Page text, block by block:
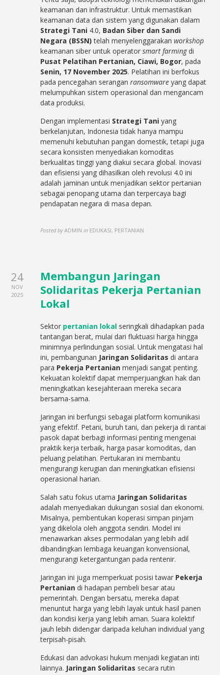
keamanan dan infrastruktur. Untuk memastikan
keamanan data dan sistem yang digunakan dalam
Strategi Tani 4.0, Badan Siber dan Sandi
Negara (BSSN) telah menyelenggarakanworkshop
keamanan siber untuk operatorsmart farmingdi
Pusat Pelatihan Pertanian, Ciawi, Bogor, pada
Senin, 17 November 2025. Pelatihan ini berfokus
pada pencegahan seranganransomware yang dapat
melumpuhkan sistem operasional dan mengancam
data produksi.
Dengan implementasi Strategi Tani yang
berkelanjutan, Indonesia tidak hanya mampu
memenuhi kebutuhan pangan domestik, tetapi juga
secara konsisten menyediakan komoditas
berkualitas tinggi yang diakui secara global. Inovasi
dan efisiensi yang dihasilkan oleh revolusi 4.0 ini
adalah jaminan untuk menjadikan sektor pertanian
sebagai penopang utama dan terpercaya bagi
pendapatan negara di masa depan.
Posted by ADMIN in EDUKASI, PERTANIAN
24
NOV
2025
Membangun Jaringan
Solidaritas Pekerja Pertanian
Lokal
Sektor pertanian lokal seringkali dihadapkan pada
tantangan berat, mulai dari fluktuasi harga hingga
minimnya perlindungan sosial. Untuk mengatasi hal
ini, pembangunan Jaringan Solidaritas di antara
para Pekerja Pertanian menjadi sangat penting.
Kekuatan kolektif dapat memperjuangkan hak dan
meningkatkan kesejahteraan mereka secara
bersama-sama.
Jaringan ini berfungsi sebagai platform komunikasi
yang efektif. Petani, buruh tani, dan pekerja di rantai
pasok dapat berbagi informasi penting mengenai
praktik kerja terbaik, harga pasar komoditas, dan
peluang pelatihan. Pertukaran ini membantu
mengurangi kerugian dan meningkatkan efisiensi
operasional harian.
Salah satu fokus utama Jaringan Solidaritas
adalah menyediakan dukungan sosial dan ekonomi.
Misalnya, pembentukan koperasi simpan pinjam
yang dikelola oleh anggota sendiri. Model ini
menawarkan akses permodalan yang lebih adil
dibandingkan lembaga keuangan konvensional,
mengurangi ketergantungan pada rentenir.
Jaringan ini juga memperkuat posisi tawar Pekerja
Pertanian di hadapan pembeli besar atau
pemerintah. Dengan bersatu, mereka dapat
menuntut harga yang lebih layak untuk hasil panen
dan kondisi kerja yang lebih aman. Suara kolektif
jauh lebih didengar daripada keluhan individual yang
terpisah-pisah.
Edukasi dan advokasi hukum menjadi kegiatan inti
lainnya. Jaringan Solidaritas secara rutin